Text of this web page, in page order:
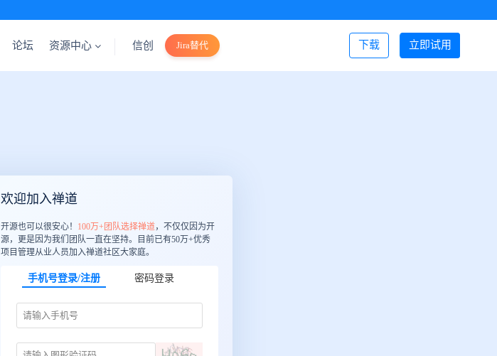
立即试用
下载
论坛 资源中心 信创 Jira替代 登录/注册
欢迎加入禅道
开源也可以很安心！ 100万+团队选择禅道，不仅仅因为开
源，更是因为我们团队一直在坚持。目前已有50万+优秀
项目管理从业人员加入禅道社区大家庭。
手机号登录/注册 密码登录